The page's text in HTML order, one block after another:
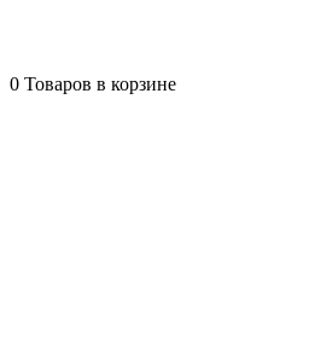
0 Товаров в корзине